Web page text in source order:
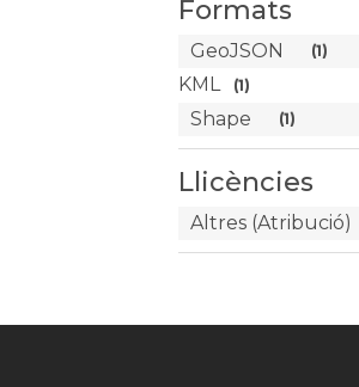
Formats
GeoJSON (1)
KML (1)
Shape (1)
Llicències
Altres (Atribució)